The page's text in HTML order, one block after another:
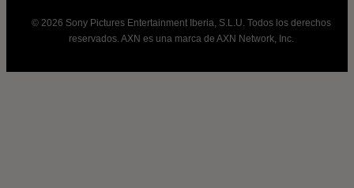
© 2026 Sony Pictures Entertainment Iberia, S.L.U. Todos los derechos
reservados. AXN es una marca de AXN Network, Inc.